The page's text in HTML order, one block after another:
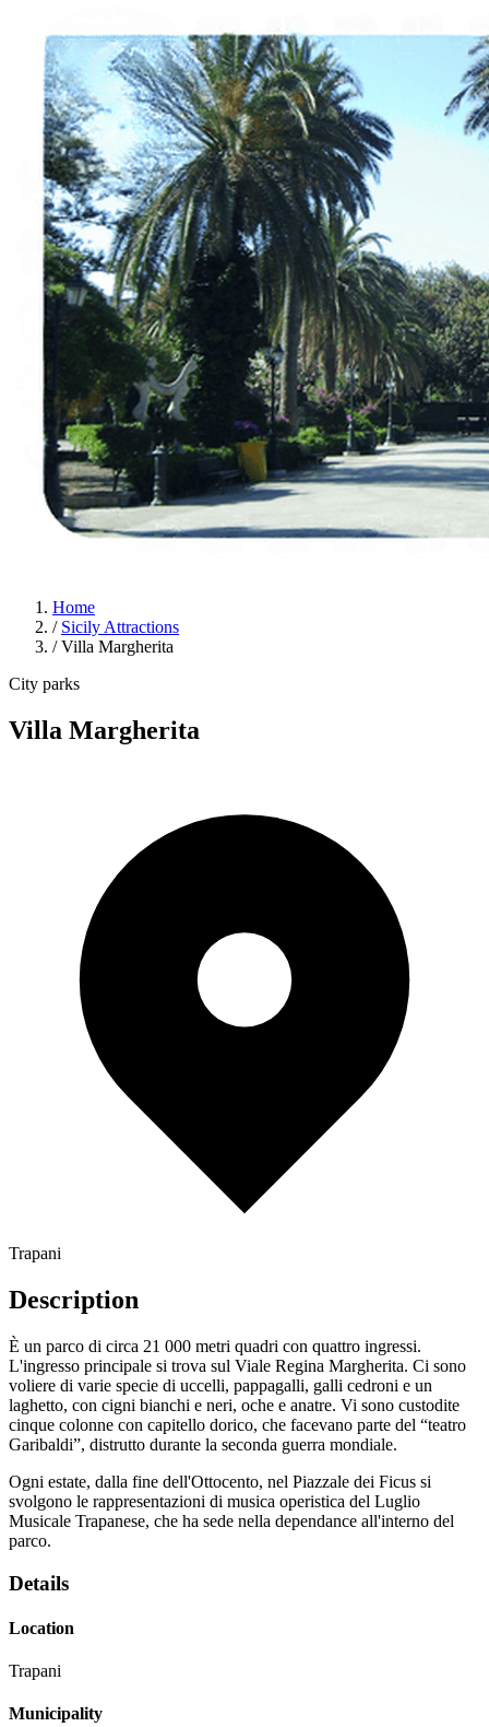
Italiano English Français Deutsch
Menu
Home
/ Sicily Attractions
/ Villa Margherita
City parks
Villa Margherita
Trapani
Description
È un parco di circa 21 000 metri quadri con quattro ingressi.
L'ingresso principale si trova sul Viale Regina Margherita. Ci sono
voliere di varie specie di uccelli, pappagalli, galli cedroni e un
laghetto, con cigni bianchi e neri, oche e anatre. Vi sono custodite
cinque colonne con capitello dorico, che facevano parte del “teatro
Garibaldi”, distrutto durante la seconda guerra mondiale.
Ogni estate, dalla fine dell'Ottocento, nel Piazzale dei Ficus si
svolgono le rappresentazioni di musica operistica del Luglio
Musicale Trapanese, che ha sede nella dependance all'interno del
parco.
Details
Location
Trapani
Municipality